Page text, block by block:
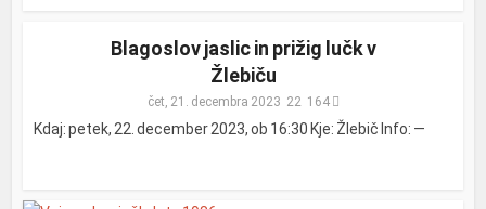
Blagoslov jaslic in prižig lučk v
Žlebiču
čet, 21. decembra 2023 164
Kdaj: petek, 22. december 2023, ob 16:30 Kje: Žlebič Info: —